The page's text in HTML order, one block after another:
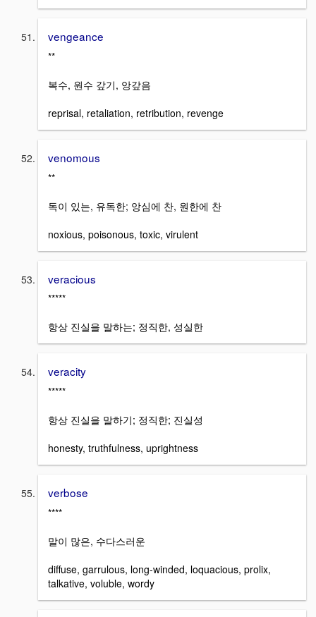
vengeance
**
복수, 원수 갚기, 앙갚음
reprisal, retaliation, retribution, revenge
venomous
**
독이 있는, 유독한; 앙심에 찬, 원한에 찬
noxious, poisonous, toxic, virulent
veracious
*****
항상 진실을 말하는; 정직한, 성실한
veracity
*****
항상 진실을 말하기; 정직한; 진실성
honesty, truthfulness, uprightness
verbose
****
말이 많은, 수다스러운
diffuse, garrulous, long-winded, loquacious, prolix,
talkative, voluble, wordy